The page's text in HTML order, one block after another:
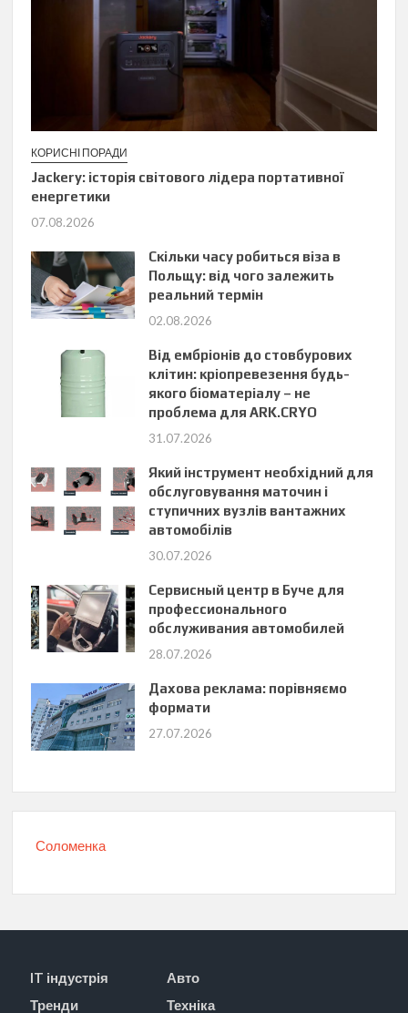
КОРИСНІ ПОРАДИ
Jackery: історія світового лідера портативної
енергетики
07.08.2026
Скільки часу робиться віза в
Польщу: від чого залежить
реальний термін
02.08.2026
Від ембріонів до стовбурових
клітин: кріопревезення будь-
якого біоматеріалу – не
проблема для ARK.CRYO
31.07.2026
Який інструмент необхідний для
обслуговування маточин і
ступичних вузлів вантажних
автомобілів
30.07.2026
Сервисный центр в Буче для
профессионального
обслуживания автомобилей
28.07.2026
Дахова реклама: порівняємо
формати
27.07.2026
Соломенка
IT індустрія
Авто
Тренди
Техніка